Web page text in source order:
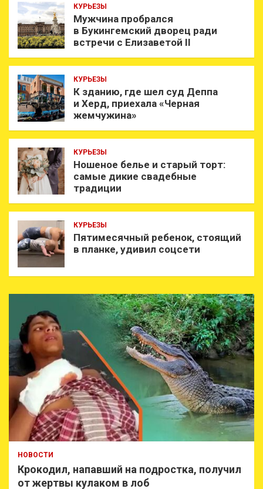
КУРЬЕЗЫ
Мужчина пробрался
в Букингемский дворец ради
встречи с Елизаветой II
КУРЬЕЗЫ
К зданию, где шел суд Деппа
и Херд, приехала «Черная
жемчужина»
КУРЬЕЗЫ
Ношеное белье и старый торт:
самые дикие свадебные
традиции
КУРЬЕЗЫ
Пятимесячный ребенок, стоящий
в планке, удивил соцсети
НОВОСТИ
Крокодил, напавший на подростка, получил
от жертвы кулаком в лоб